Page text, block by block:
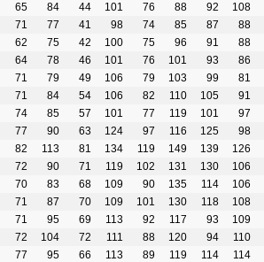
65 84 44 101 76 88 92
108
71 77 41 98 74 85 87
88
62 75 42 100 75 96 91
88
64 78 46 101 76 101 93
86
71 79 49 106 79 103 99
81
71 84 54 106 82 110 105
91
74 85 57 101 77 119 101
97
77 90 63 124 97 116 125
98
82 113 81 134 119 149 139
126
72 90 71 119 102 131 130
106
70 83 68 109 90 135 114
106
71 87 70 109 101 130 118
108
71 95 69 113 92 117 93
109
72 104 72 111 88 120 94
110
77 95 66 113 89 119 114
114